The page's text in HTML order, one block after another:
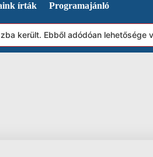
írták Programajánló
Ebből adódóan